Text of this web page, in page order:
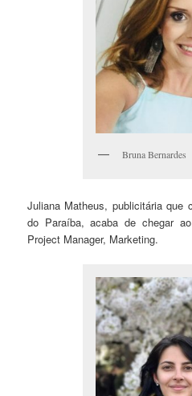
Bruna Bernardes
Juliana Matheus, publicitária que
do Paraíba, acaba de chegar
Project Manager, Marketing.